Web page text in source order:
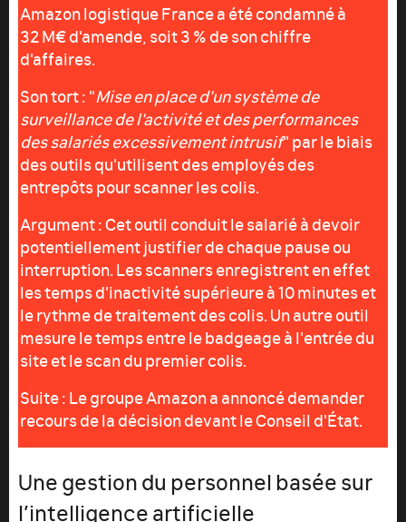
Amazon logistique France a été condamné à
32 M€ d'amende, soit 3 % de son chiffre
d'affaires.
Son tort : "Mise en place d'un système de
surveillance de l'activité et des performances
des salariés excessivement intrusif" par le biais
des outils qu'utilisent des employés des
entrepôts pour scanner les colis.
Argument : Cet outil conduit le salarié à devoir
potentiellement justifier de chaque pause ou
interruption. Les scanners enregistrent en effet
les temps d'inactivité supérieure à 10 minutes et
le rythme de traitement des colis. Un autre outil
mesure le temps entre le badgeage à l'entrée du
site et le scan du premier colis.
Suite : Le groupe Amazon a annoncé demander
recours de la décision devant le Conseil d'État.
Une gestion du personnel basée sur
l’intelligence artificielle